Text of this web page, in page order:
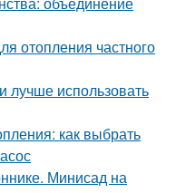
отопления частного
лучше использовать
как выбрать
Минисад на